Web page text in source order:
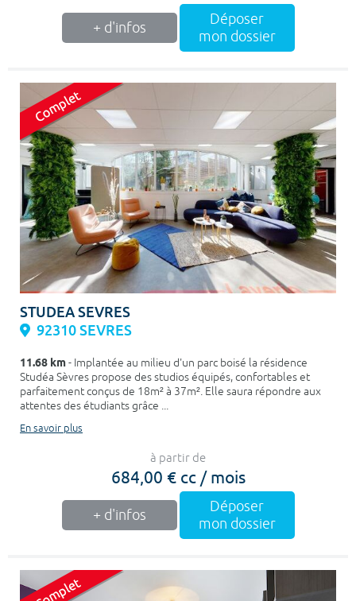
+ d'infos
Déposer
mon dossier
STUDEA SEVRES
92310 SEVRES
11.68 km- Implantée au milieu d'un parc boisé la résidence
Studéa Sèvres propose des studios équipés, confortables et
parfaitement conçus de 18m² à 37m². Elle saura répondre aux
attentes des étudiants grâce ...
En savoir plus
à partir de
684,00 € cc / mois
+ d'infos
Déposer
mon dossier